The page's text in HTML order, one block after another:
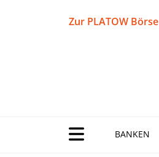
Zur PLATOW Börse
BANKEN